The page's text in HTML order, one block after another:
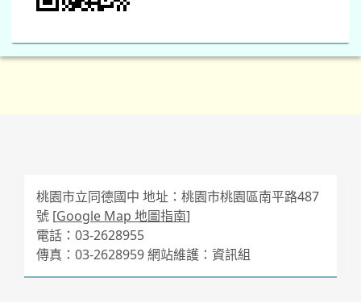
桃園市立同德國中 地址：桃園市桃園區南平路487
號 [Google Map 地圖指南]
電話：03-2628955
傳真：03-2628959 網站維護：資訊組